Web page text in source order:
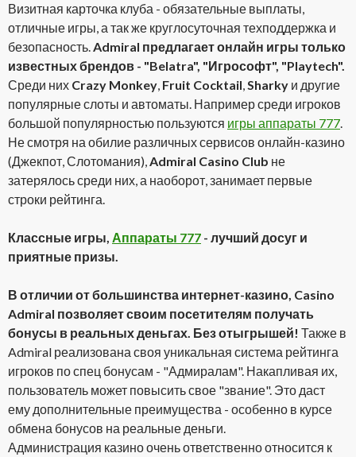
Визитная карточка клуба - обязательные выплаты,
отличные игры, а так же круглосуточная техподдержка и
безопасность.Admiral предлагает онлайн игры только
известных брендов - "Belatra", "Игрософт", "Playtech".
Среди них Crazy Monkey, Fruit Cocktail,Sharky и другие
популярные слоты и автоматы. Например среди игроков
большой популярностью пользуются игры аппараты 777.
Не смотря на обилие различных сервисов онлайн-казино
(Джекпот, Слотомания),Admiral Casino Club не
затерялось среди них, а наоборот, занимает первые
строки рейтинга.
Классные игры, Аппараты 777 - лучший досуг и
приятные призы.
В отличии от большинства интернет-казино, Casino
Admiral позволяет своим посетителям получать
бонусы в реальных деньгах. Без отыгрышей! Также в
Admiral реализована своя уникальная система рейтинга
игроков по спец бонусам - "Адмиралам". Накапливая их,
пользователь может повысить свое "звание". Это даст
ему дополнительные преимущества - особенно в курсе
обмена бонусов на реальные деньги.
Администрация казино очень ответственно относится к